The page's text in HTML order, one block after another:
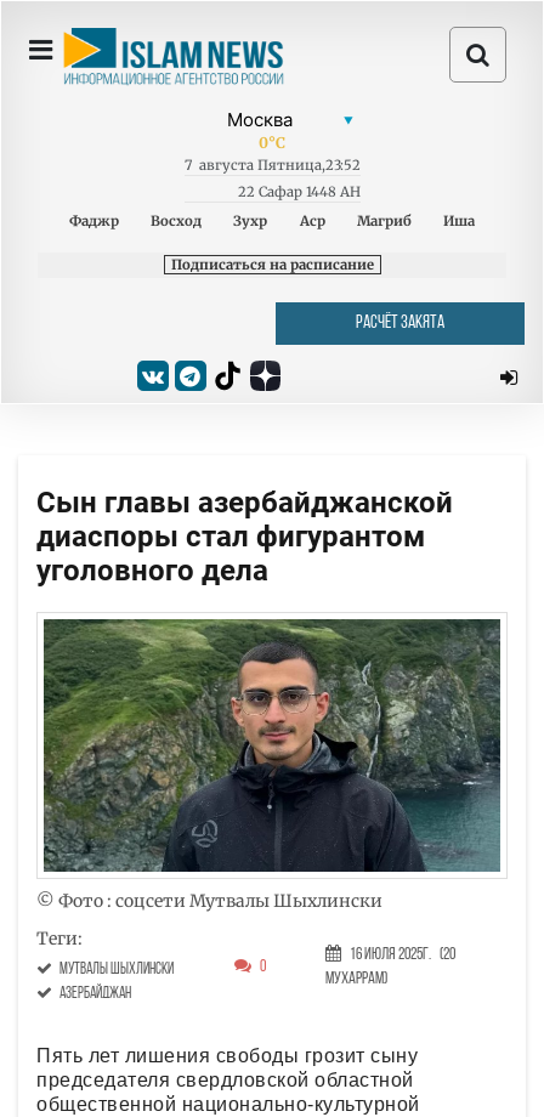
0°C
7 августа Пятница,23:52
22 Сафар 1448 AH
Фаджр
Восход Зухр Аср Магриб Иша
Подписаться на расписание
РАСЧЁТ ЗАКЯТА
Сын главы азербайджанской
диаспоры стал фигурантом
уголовного дела
© Фото : соцсети Мутвалы Шыхлински
Теги:
Мутвалы Шыхлински
Азербайджан
0
16 Июля 2025г. (20
Мухаррам)
Пять лет лишения свободы грозит сыну
председателя свердловской областной
общественной национально-культурной